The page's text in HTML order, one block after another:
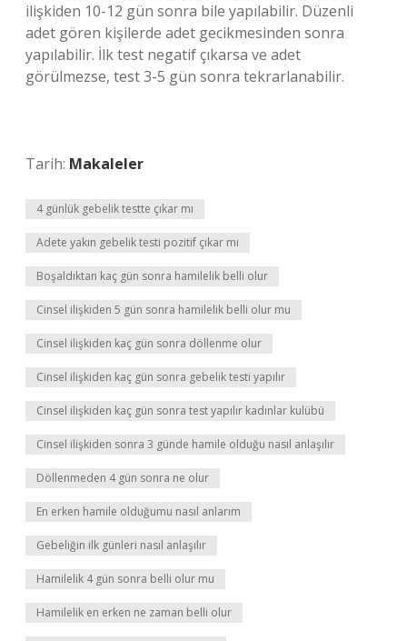
ilişkiden 10-12 gün sonra bile yapılabilir. Düzenli
adet gören kişilerde adet gecikmesinden sonra
yapılabilir. İlk test negatif çıkarsa ve adet
görülmezse, test 3-5 gün sonra tekrarlanabilir.
Tarih: Makaleler
4 günlük gebelik testte çıkar mı
Adete yakın gebelik testi pozitif çıkar mı
Boşaldıktan kaç gün sonra hamilelik belli olur
Cinsel ilişkiden 5 gün sonra hamilelik belli olur mu
Cinsel ilişkiden kaç gün sonra döllenme olur
Cinsel ilişkiden kaç gün sonra gebelik testi yapılır
Cinsel ilişkiden kaç gün sonra test yapılır kadınlar kulübü
Cinsel ilişkiden sonra 3 günde hamile olduğu nasıl anlaşılır
Döllenmeden 4 gün sonra ne olur
En erken hamile olduğumu nasıl anlarım
Gebeliğin ilk günleri nasıl anlaşılır
Hamilelik 4 gün sonra belli olur mu
Hamilelik en erken ne zaman belli olur